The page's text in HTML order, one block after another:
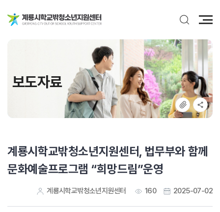
체
메
뉴
보도자료
계룡시학교밖청소년지원센터, 법무부와 함께
문화예술프로그램 “희망드림”운영
계룡시학교밖청소년지원센터 160 2025-07-02